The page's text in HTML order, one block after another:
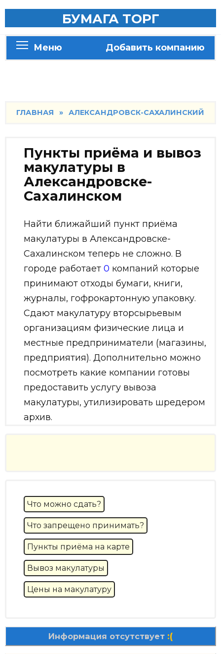
БУМАГА ТОРГ
Меню Добавить компанию
ГЛАВНАЯ » АЛЕКСАНДРОВСК-САХАЛИНСКИЙ
Пункты приёма и вывоз
макулатуры в
Александровске-
Сахалинском
Найти ближайший пункт приёма
макулатуры в Александровске-
Сахалинском теперь не сложно. В
городе работает 0 компаний которые
принимают отходы бумаги, книги,
журналы, гофрокартонную упаковку.
Сдают макулатуру вторсырьевым
организациям физические лица и
местные предприниматели (магазины,
предприятия). Дополнительно можно
посмотреть какие компании готовы
предоставить услугу вывоза
макулатуры, утилизировать шредером
архив.
Что можно сдать?
Что запрещено принимать?
Пункты приёма на карте
Вывоз макулатуры
Цены на макулатуру
Информация отсутствует :(